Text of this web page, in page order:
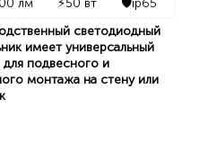
лм ⚡50 вт 🛡️ip65
светодиодный
имеет универсальный
подвесного и
монтажа на стену или